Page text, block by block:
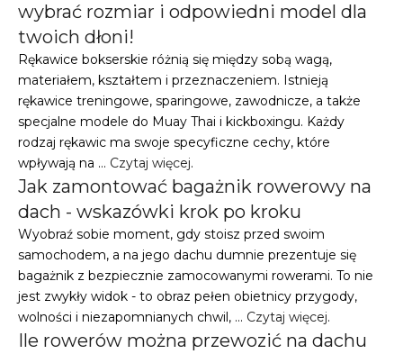
wybrać rozmiar i odpowiedni model dla
twoich dłoni!
Rękawice bokserskie różnią się między sobą wagą,
materiałem, kształtem i przeznaczeniem. Istnieją
rękawice treningowe, sparingowe, zawodnicze, a także
specjalne modele do Muay Thai i kickboxingu. Każdy
rodzaj rękawic ma swoje specyficzne cechy, które
wpływają na … Czytaj więcej.
Jak zamontować bagażnik rowerowy na
dach - wskazówki krok po kroku
Wyobraź sobie moment, gdy stoisz przed swoim
samochodem, a na jego dachu dumnie prezentuje się
bagażnik z bezpiecznie zamocowanymi rowerami. To nie
jest zwykły widok - to obraz pełen obietnicy przygody,
wolności i niezapomnianych chwil, … Czytaj więcej.
Ile rowerów można przewozić na dachu